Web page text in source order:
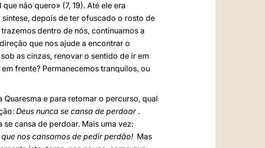
não quero» (7, 19). Até ele era
depois de ter ofuscado o rosto de
dentro de nós, continuamos a
que nos ajude a encontrar o
as cinzas, renovar o sentido de ir em
frente? Permanecemos tranquilos, ou
e para retomar o percurso, qual
Deus nunca se cansa de perdoar.
cansa de perdoar. Mais uma vez:
que nos cansamos de pedir perdão!Mas